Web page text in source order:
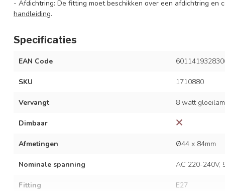
- Afdichtring: De fitting moet beschikken over een afdichtring en
handleiding.
Specificaties
EAN Code
SKU 1710880
Vervangt 8 watt
Dimbaar
Afmetingen Ø44 x 84mm
Nominale spanning AC 220-240V,
Fitting E27